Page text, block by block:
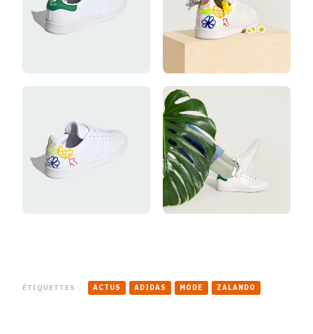
ÉTIQUETTES : ACTUS ADIDAS MODE ZALANDO